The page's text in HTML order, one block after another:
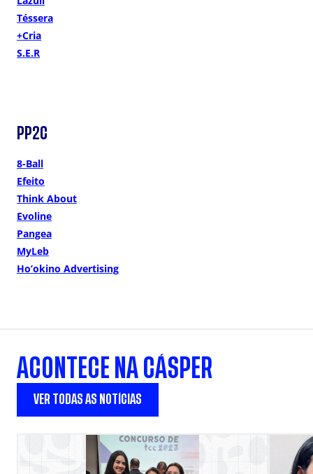
Téssera
+Cria
S.E.R
PP2C
8-Ball
Efeito
Think About
Evoline
Pangea
MyLeb
Ho’okino Advertising
ACONTECE NA CÁSPER
VER TODAS AS NOTÍCIAS